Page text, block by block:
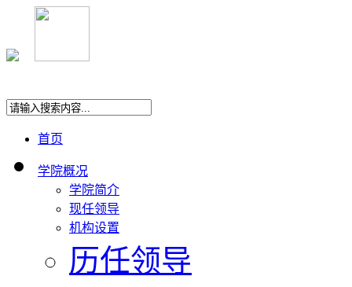
首页
学院概况
学院简介
现任领导
机构设置
历任领导